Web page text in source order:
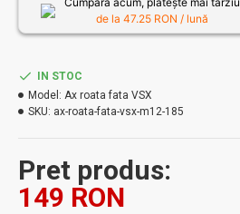
Pret produs:
149 RON
IN STOC
Model: Ax roata fata VSX
SKU: ax-roata-fata-vsx-m12-185
de la 47.25 RON / lună